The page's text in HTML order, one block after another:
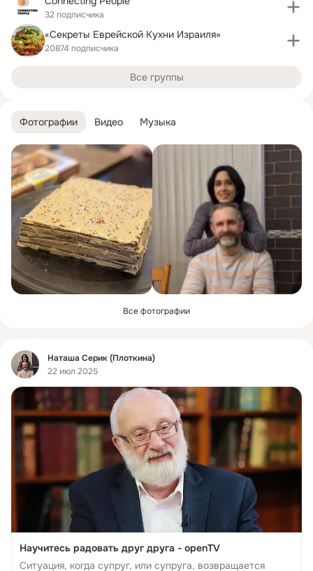
Фотографии Видео Музыка
Все фотографии
Фид
Наташа Серик (Плоткина)
22 июл 2025
Научитесь радовать друг друга - openTV
Ситуация, когда супруг, или супруга, возвращается
32 подписчика
«Секреты Еврейской Кухни Израиля»
20874 подписчика
Все группы